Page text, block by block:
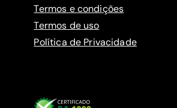
Termos e condições
Termos de uso
Política de Privacidade